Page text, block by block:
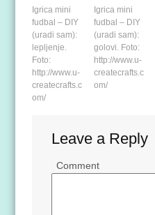
Igrica mini
fudbal – DIY
(uradi sam):
lepljenje.
Foto:
http://www.u-
createcrafts.c
om/
Igrica mini
fudbal – DIY
(uradi sam):
golovi. Foto:
http://www.u-
createcrafts.c
om/
Leave a Reply
Comment